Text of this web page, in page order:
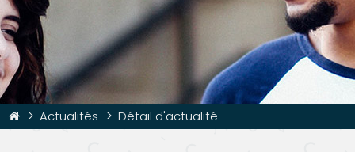
Actualités Détail d'actualité